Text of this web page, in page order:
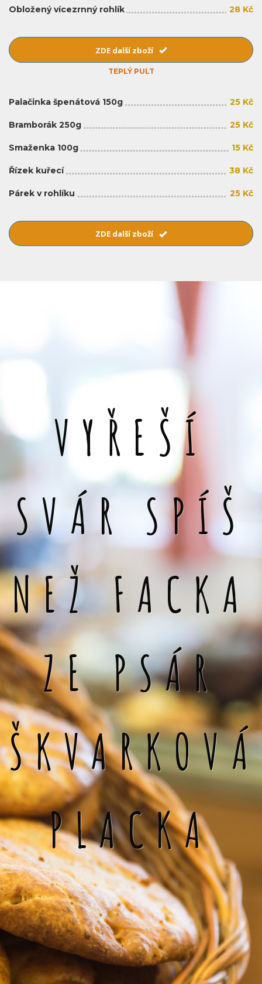
Obložený vícezrnný rohlík 28 Kč
ZDE další zboží
TEPLÝ PULT
Palačinka špenátová 150g 25 Kč
Bramborák 250g 25 Kč
Smaženka 100g 15 Kč
Řízek kuřecí 38 Kč
Párek v rohlíku 25 Kč
ZDE další zboží
VYŘEŠÍ
SVÁR SPÍŠ
NEŽ FACKA
ZE PSÁR
ŠKVARKOVÁ
PLACKA